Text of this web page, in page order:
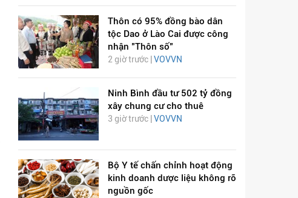
Thôn có 95% đồng bào dân
tộc Dao ở Lào Cai được công
nhận "Thôn số"
2 giờ trước | VOVVN
Ninh Bình đầu tư 502 tỷ đồng
xây chung cư cho thuê
3 giờ trước | VOVVN
Bộ Y tế chấn chỉnh hoạt động
kinh doanh dược liệu không rõ
nguồn gốc